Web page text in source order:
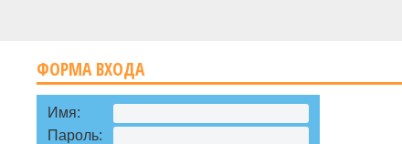
ФОРМА ВХОДА
Имя:
Пароль: